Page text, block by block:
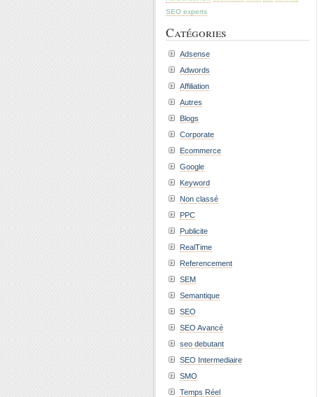
SEO experts
Catégories
Adsense
Adwords
Affiliation
Autres
Blogs
Corporate
Ecommerce
Google
Keyword
Non classé
PPC
Publicite
RealTime
Referencement
SEM
Semantique
SEO
SEO Avancé
seo debutant
SEO Intermediaire
SMO
Temps Réel